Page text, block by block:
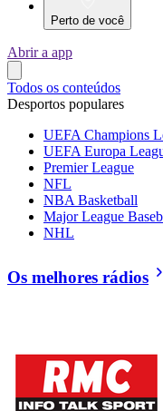
Perto de você
Abrir a app
Todos os conteúdos
Desportos populares
UEFA Champions
UEFA Europa
Premier League
NFL
NBA Basketball
Major League
NHL
Os melhores rádios